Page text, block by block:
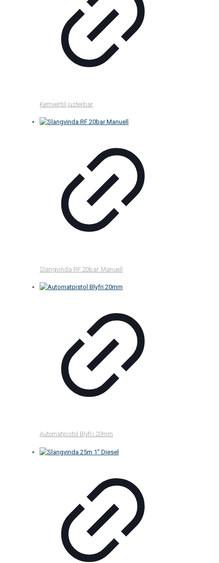
Kemventil justerbar
Slangvinda RF 20bar Manuell
Automatpistol Blyfri 20mm